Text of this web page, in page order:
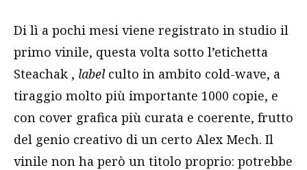
Di lì a pochi mesi viene registrato in studio il
primo vinile, questa volta sotto l’etichetta
Steachak , labelculto in ambito cold-wave, a
tiraggio molto più importante 1000 copie, e
con cover grafica più curata e coerente, frutto
del genio creativo di un certo Alex Mech. Il
vinile non ha però un titolo proprio: potrebbe